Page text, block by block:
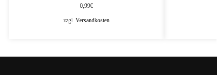
0,99€
zzgl.Versandkosten